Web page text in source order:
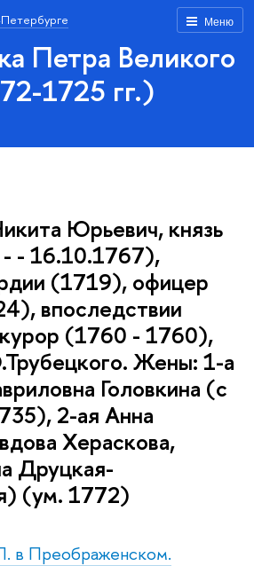
Меню
Петра Великого
1725 гг.)
Юрьевич, князь
- 16.10.1767),
(1719), офицер
впоследствии
(1760 - 1760),
Жены: 1-а
Головкина (с
2-ая Анна
Хераскова,
Друцкая-
(ум. 1772)
в Преображенском.